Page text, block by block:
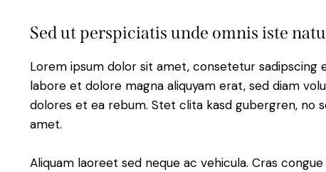
Sed ut perspiciatis unde omnis iste
Lorem ipsum dolor sit amet, consetetur
labore et dolore magna aliquyam erat, sed diam
dolores et ea rebum. Stet clita kasd gubergren, no
amet.
Aliquam laoreet sed neque ac vehicula. Cras